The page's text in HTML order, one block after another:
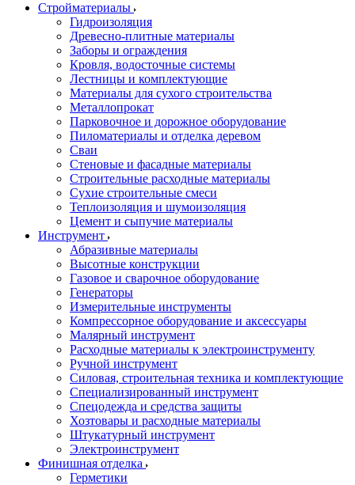
Стройматериалы
Гидроизоляция
Древесно-плитные материалы
Заборы и ограждения
Кровля, водосточные системы
Лестницы и комплектующие
Материалы для сухого строительства
Металлопрокат
Парковочное и дорожное оборудование
Пиломатериалы и отделка деревом
Сваи
Стеновые и фасадные материалы
Строительные расходные материалы
Сухие строительные смеси
Теплоизоляция и шумоизоляция
Цемент и сыпучие материалы
Инструмент
Абразивные материалы
Высотные конструкции
Газовое и сварочное оборудование
Генераторы
Измерительные инструменты
Компрессорное оборудование и аксессуары
Малярный инструмент
Расходные материалы к электроинструменту
Ручной инструмент
Силовая, строительная техника и комплектующие
Специализированный инструмент
Спецодежда и средства защиты
Хозтовары и расходные материалы
Штукатурный инструмент
Электроинструмент
Финишная отделка
Герметики